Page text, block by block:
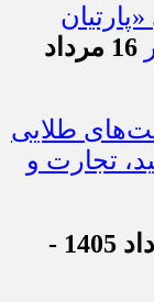
16 مرداد
طلایی
تجارت و
16 مرداد 1405 -